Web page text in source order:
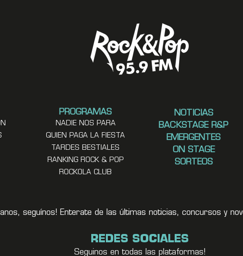
PROGRAMAS
NADIE NOS PARA
QUIEN PAGA LA FIESTA
TARDES BESTIALES
RANKING ROCK & POP
ROCKOLA CLUB
NOTICIAS
BACKSTAGE R&P
EMERGENTES
ON STAGE
SORTEOS
seguínos! Enterate de las últimas noticias, concursos y
REDES SOCIALES
Seguinos en todas las plataformas!